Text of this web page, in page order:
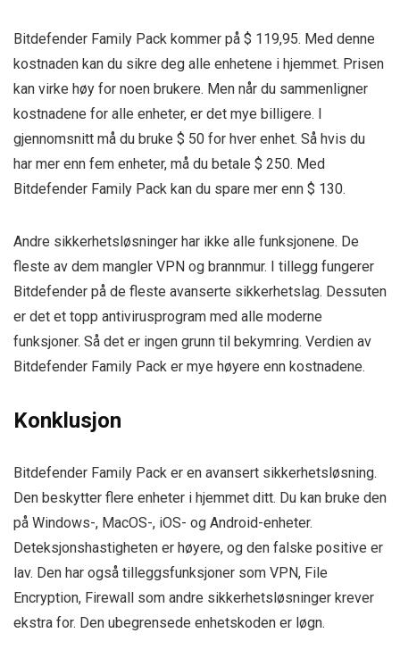
Bitdefender Family Pack kommer på $ 119,95. Med denne
kostnaden kan du sikre deg alle enhetene i hjemmet. Prisen
kan virke høy for noen brukere. Men når du sammenligner
kostnadene for alle enheter, er det mye billigere. I
gjennomsnitt må du bruke $ 50 for hver enhet. Så hvis du
har mer enn fem enheter, må du betale $ 250. Med
Bitdefender Family Pack kan du spare mer enn $ 130.
Andre sikkerhetsløsninger har ikke alle funksjonene. De
fleste av dem mangler VPN og brannmur. I tillegg fungerer
Bitdefender på de fleste avanserte sikkerhetslag. Dessuten
er det et topp antivirusprogram med alle moderne
funksjoner. Så det er ingen grunn til bekymring. Verdien av
Bitdefender Family Pack er mye høyere enn kostnadene.
Konklusjon
Bitdefender Family Pack er en avansert sikkerhetsløsning.
Den beskytter flere enheter i hjemmet ditt. Du kan bruke den
på Windows-, MacOS-, iOS- og Android-enheter.
Deteksjonshastigheten er høyere, og den falske positive er
lav. Den har også tilleggsfunksjoner som VPN, File
Encryption, Firewall som andre sikkerhetsløsninger krever
ekstra for. Den ubegrensede enhetskoden er løgn.